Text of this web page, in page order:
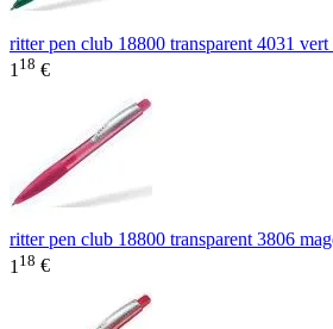
ritter pen club 18800 transparent 4031
1 18 €
ritter pen club 18800 transparent 3806
1 18 €